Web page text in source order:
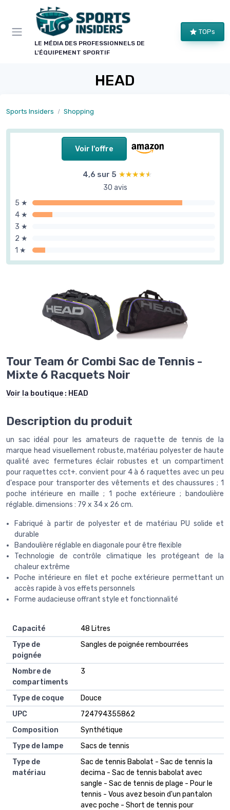
LE MÉDIA DES PROFESSIONNELS DE
L'ÉQUIPEMENT SPORTIF
TOPs
HEAD
Sports Insiders Shopping
Voir l'offre
4,6 sur 5 ★★★★★
★★★★★
30 avis
5 ★
4 ★
3 ★
2 ★
1 ★
Tour Team 6r Combi Sac de Tennis -
Mixte 6 Racquets Noir
Voir la boutique : HEAD
Description du produit
un sac idéal pour les amateurs de raquette de tennis de la
marque head visuellement robuste, matériau polyester de haute
qualité avec fermetures éclair robustes et un compartiment
pour raquettes cct+. convient pour 4 à 6 raquettes avec un peu
d'espace pour transporter des vêtements et des chaussures ; 1
poche intérieure en maille ; 1 poche extérieure ; bandoulière
réglable. dimensions : 79 x 34 x 26 cm.
Fabriqué à partir de polyester et de matériau PU solide et
durable
Bandoulière réglable en diagonale pour être flexible
Technologie de contrôle climatique les protégeant de la
chaleur extrême
Poche intérieure en filet et poche extérieure permettant un
accès rapide à vos effets personnels
Forme audacieuse offrant style et fonctionnalité
Capacité
‎48 Litres
Type de
poignée
‎Sangles de poignée rembourrées
Nombre de
compartiments
‎3
Type de coque
‎Douce
UPC
‎724794355862
Composition
‎Synthétique
Type de lampe
‎Sacs de tennis
Type de
matériau
‎Sac de tennis Babolat - Sac de tennis la
decima - Sac de tennis babolat avec
sangle - Sac de tennis de plage - Pour le
tennis - Vous avez besoin d'un pantalon
avec poche - Short de tennis pour
Panneau de gestion des cookies